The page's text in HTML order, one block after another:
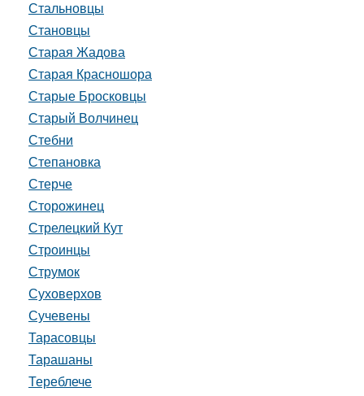
Стальновцы
Становцы
Старая Жадова
Старая Красношора
Старые Бросковцы
Старый Волчинец
Стебни
Степановка
Стерче
Сторожинец
Стрелецкий Кут
Строинцы
Струмок
Суховерхов
Сучевены
Тарасовцы
Тарашаны
Тереблече